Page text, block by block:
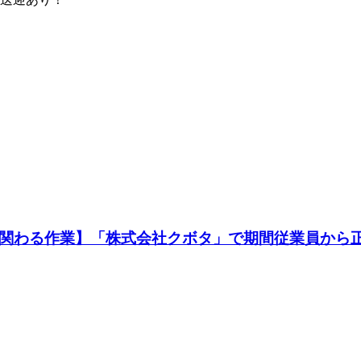
わる作業】「株式会社クボタ」で期間従業員から